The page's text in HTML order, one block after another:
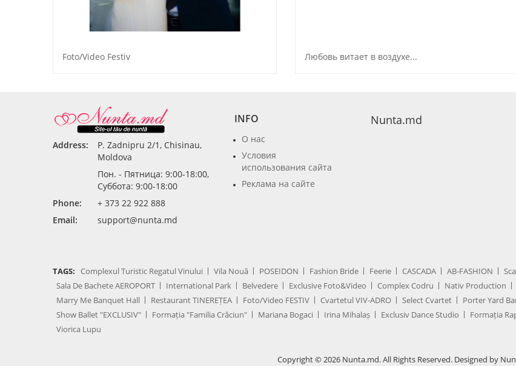
Foto/Video Festiv Любовь витает в воздухе...
Address:
P. Zadnipru 2/1, Chisinau,
Moldova
Пон. - Пятница: 9:00-18:00,
Суббота: 9:00-18:00
Phone:
+ 373 22 922 888
Email:
support@nunta.md
INFO
О нас
Условия
использования сайта
Реклама на сайте
Nunta.md
TAGS: Complexul Turistic Regatul Vinului Vila Nouă POSEIDON Fashion Bride Feerie CASCADA AB-FASHION
Sala De Bachete AEROPORT
International Park Belvedere Exclusive Foto&Video Complex Codru Nativ Production
Marry Me Banquet Hall
Restaurant TINEREȚEA Foto/Video FESTIV Cvartetul VIV-ADRO Select Cvartet Porter Yard
Show Ballet "EXCLUSIV"
Formația "Familia Crăciun" Mariana Bogaci Irina Mihalaș Exclusiv Dance Studio Formația
Viorica Lupu
Copyright © 2026 Nunta.md. All Rights Reserved. Designed by